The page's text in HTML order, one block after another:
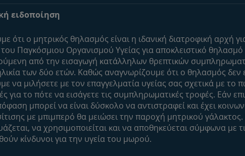
μας
μαζί μας
Σχετικά με εμάς
Η σελίδα μου
Το προφίλ μου
Είσοδος/Εγγραφή
ειδοποίηση
ότι ο μητρικός θηλασμός είναι η ιδανική διατροφική αρχή
Παγκόσμιου Οργανισμού Υγείας για αποκλειστικό
από την εισαγωγή κατάλληλων θρεπτικών
των δύο ετών. Καθώς αναγνωρίζουμε ότι ο θηλασμός δεν
να μιλήσετε με τον επαγγελματία υγείας σας σχετικά με το
για το πότε να εισάγετε τις συμπληρωματικές τροφές. Εάν
μπορεί να είναι δύσκολο να αντιστραφεί και έχει
με μπιμπερό θα μειώσει την παροχή μητρικού
να χρησιμοποιείται και να αποθηκεύεται σύμφωνα με
κίνδυνοι για την υγεία του μωρού.